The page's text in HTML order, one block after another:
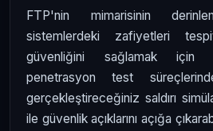
FTP'nin mimarisinin
sistemlerdeki zafiyetleri
güvenliğini sağlamak için
penetrasyon test
gerçekleştireceğiniz saldırı
ile güvenlik açıklarını açığa